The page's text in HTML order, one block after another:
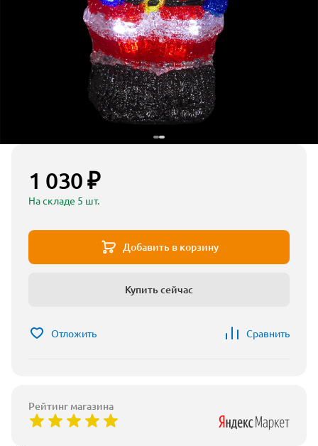
1 030 ₽
На складе 5 шт.
Добавить в корзину
Купить сейчас
Отложить Сравнить
Рейтинг магазина